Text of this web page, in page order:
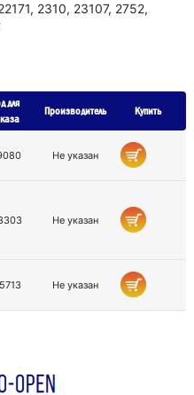
2310, 23107, 2752,
для
Производитель Купить
Не указан
Не указан
Не указан